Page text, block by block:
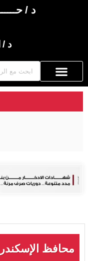
د /
د /
ترامب: نتحدث مع
محافظ